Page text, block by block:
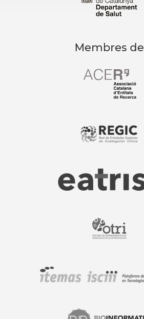
Membres de